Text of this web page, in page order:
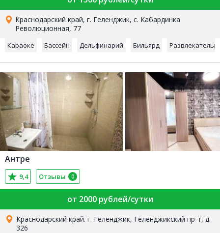
Краснодарский край, г. Геленджик, c. Кабардинка
Революционная, 77
Караоке Бассейн Дельфинарий Бильярд
Антре
9,4 Отзывы 0
от 2000 рублей/сутки
Краснодарский край. г. Геленджик, Геленджикский пр-т, д.
326